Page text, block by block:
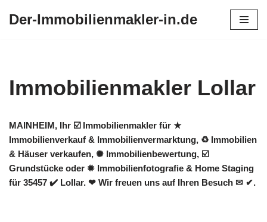
Der-Immobilienmakler-in.de
Immobilienmakler Lollar
MAINHEIM, Ihr ☑️ Immobilienmakler für ★
Immobilienverkauf & Immobilienvermarktung, ♻ Immobilien
& Häuser verkaufen, ✺ Immobilienbewertung, ☑️
Grundstücke oder ✹ Immobilienfotografie & Home Staging
für 35457 ✔️ Lollar. ❤ Wir freuen uns auf Ihren Besuch ✉ ✔.